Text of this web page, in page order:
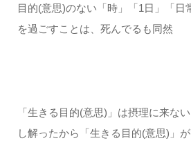
目的(意思)のない「時」「1日」「日
を過ごすことは、死んでるも同然
「生きる目的(意思)」は摂理に来な
し解ったから「生きる目的(意思)」